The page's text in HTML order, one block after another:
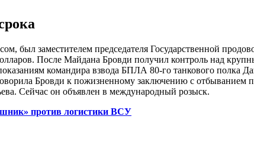
был заместителем председателя Государственной
После Майдана Бровди получил контроль над
командира взвода БПЛА 80-го танкового полка
Бровди к пожизненному заключению с отбыванием
Сейчас он объявлен в международный розыск.
против логистики ВСУ